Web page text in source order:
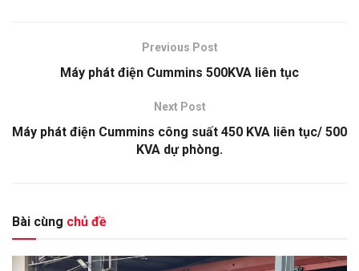
Previous Post
Máy phát điện Cummins 500KVA liên tục
Next Post
Máy phát điện Cummins công suất 450 KVA liên tục/ 500
KVA dự phòng.
Bài cùng chủ đề